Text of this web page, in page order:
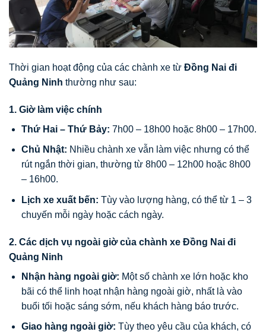
Thời gian hoạt động của các chành xe từ Đồng Nai đi
Quảng Ninh thường như sau:
1. Giờ làm việc chính
Thứ Hai – Thứ Bảy: 7h00 – 18h00 hoặc 8h00 – 17h00.
Chủ Nhật: Nhiều chành xe vẫn làm việc nhưng có thể
rút ngắn thời gian, thường từ 8h00 – 12h00 hoặc 8h00
– 16h00.
Lịch xe xuất bến: Tùy vào lượng hàng, có thể từ 1 – 3
chuyến mỗi ngày hoặc cách ngày.
2. Các dịch vụ ngoài giờ của chành xe Đồng Nai đi
Quảng Ninh
Nhận hàng ngoài giờ: Một số chành xe lớn hoặc kho
bãi có thể linh hoạt nhận hàng ngoài giờ, nhất là vào
buổi tối hoặc sáng sớm, nếu khách hàng báo trước.
Giao hàng ngoài giờ: Tùy theo yêu cầu của khách, có